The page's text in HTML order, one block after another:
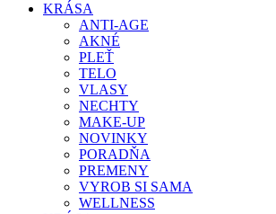
KRÁSA
ANTI-AGE
AKNÉ
PLEŤ
TELO
VLASY
NECHTY
MAKE-UP
NOVINKY
PORADŇA
PREMENY
VYROB SI SAMA
WELLNESS